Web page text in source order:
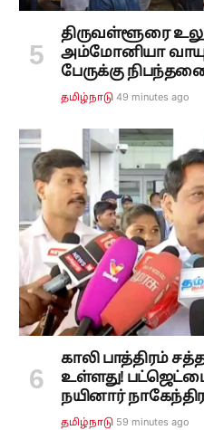
திருவள்ளூரை
அம்மோனியா
பேருக்கு
தமிழ்நாடு 49 minutes ago
காலி பாத்திரம்
உள்ளது!
நயினார்
தமிழ்நாடு 59 minutes ago